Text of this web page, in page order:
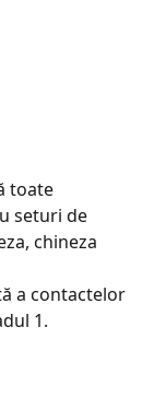
toate
seturi de
chineza
a contactelor
1.